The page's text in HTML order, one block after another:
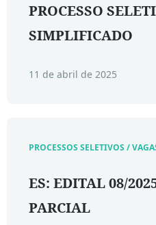
PROCESSO
SIMPLIFICADO
11 de abril de 2025
PROCESSOS SELETIVOS /
ES: EDITAL 08/
PARCIAL